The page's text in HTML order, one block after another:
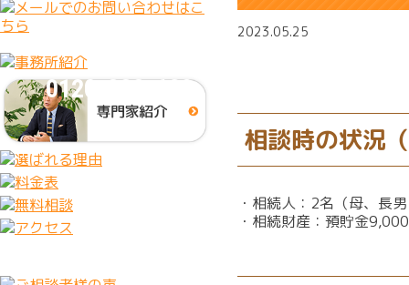
0120-333-628
2023.05.25
相談時の状況
・相続人：2名（母、長
・相続財産：預貯金